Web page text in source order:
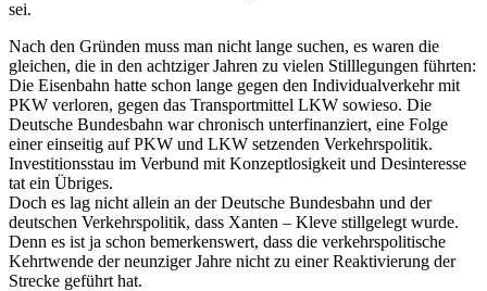
sei.
Nach den Gründen muss man nicht lange suchen, es waren die
gleichen, die in den achtziger Jahren zu vielen Stilllegungen führten:
Die Eisenbahn hatte schon lange gegen den Individualverkehr mit
PKW verloren, gegen das Transportmittel LKW sowieso. Die
Deutsche Bundesbahn war chronisch unterfinanziert, eine Folge
einer einseitig auf PKW und LKW setzenden Verkehrspolitik.
Investitionsstau im Verbund mit Konzeptlosigkeit und Desinteresse
tat ein Übriges.
Doch es lag nicht allein an der Deutsche Bundesbahn und der
deutschen Verkehrspolitik, dass Xanten – Kleve stillgelegt wurde.
Denn es ist ja schon bemerkenswert, dass die verkehrspolitische
Kehrtwende der neunziger Jahre nicht zu einer Reaktivierung der
Strecke geführt hat.